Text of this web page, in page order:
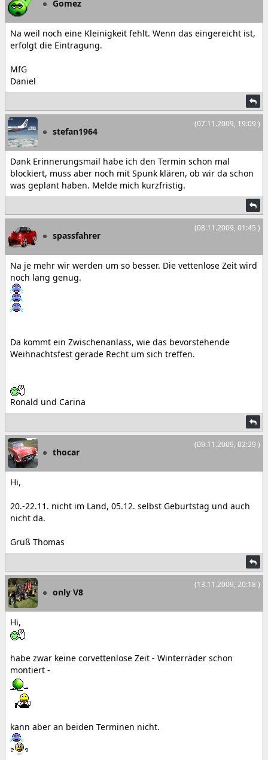
Gomez
Na weil noch eine Kleinigkeit fehlt. Wenn das eingereicht ist,
erfolgt die Eintragung.
MfG
Daniel
(07.11.2009, 19:09 )
stefan1964
Dank Erinnerungsmail habe ich den Termin schon mal
blockiert, muss aber noch mit Spunk klären, ob wir da schon
was geplant haben. Melde mich kurzfristig.
(08.11.2009, 01:45 )
spassfahrer
Na je mehr wir werden um so besser. Die vettenlose Zeit wird
noch lang genug.
Da kommt ein Zwischenanlass, wie das bevorstehende
Weihnachtsfest gerade Recht um sich treffen.
Ronald und Carina
(09.11.2009, 02:29 )
thocar
Hi,
20.-22.11. nicht im Land, 05.12. selbst Geburtstag und auch
nicht da.
Gruß Thomas
(13.11.2009, 20:18 )
only V8
Hi,
habe zwar keine corvettenlose Zeit - Winterräder schon
montiert -
kann aber an beiden Terminen nicht.